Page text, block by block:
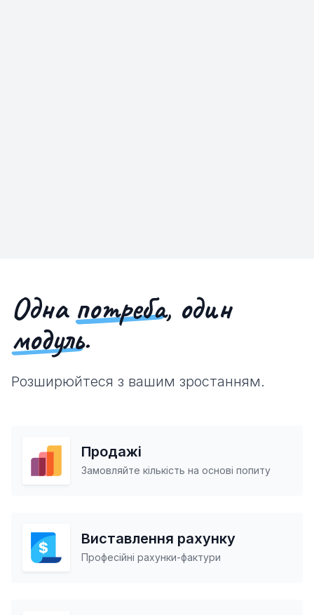
Одна потреба, один
модуль.
Розширюйтеся з вашим зростанням.
Продажі
Замовляйте кількість на основі попиту
Виставлення рахунку
Професійні рахунки-фактури